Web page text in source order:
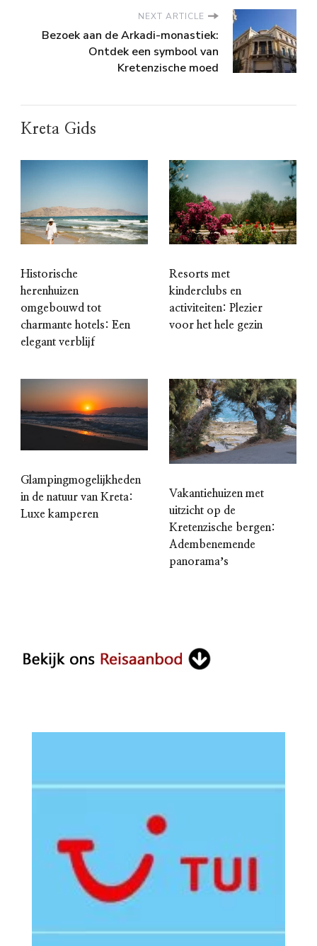
NEXT ARTICLE
Bezoek aan de Arkadi-monastiek:
Ontdek een symbool van
Kretenzische moed
Kreta Gids
Historische
herenhuizen
omgebouwd tot
charmante hotels: Een
elegant verblijf
Resorts met
kinderclubs en
activiteiten: Plezier
voor het hele gezin
Glampingmogelijkheden
in de natuur van Kreta:
Luxe kamperen
Vakantiehuizen met
uitzicht op de
Kretenzische bergen:
Adembenemende
panoramaʼs